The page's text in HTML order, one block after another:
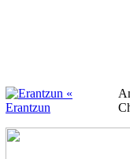
«
Erantzun